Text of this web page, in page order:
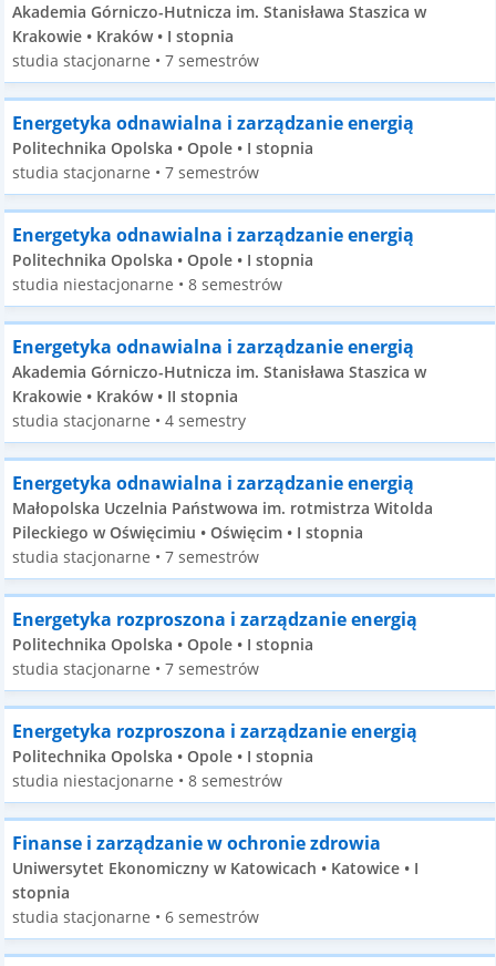
Akademia Górniczo-Hutnicza im. Stanisława Staszica w
Krakowie • Kraków • I stopnia
studia stacjonarne • 7 semestrów
Energetyka odnawialna i zarządzanie energią
Politechnika Opolska • Opole • I stopnia
studia stacjonarne • 7 semestrów
Energetyka odnawialna i zarządzanie energią
Politechnika Opolska • Opole • I stopnia
studia niestacjonarne • 8 semestrów
Energetyka odnawialna i zarządzanie energią
Akademia Górniczo-Hutnicza im. Stanisława Staszica w
Krakowie • Kraków • II stopnia
studia stacjonarne • 4 semestry
Energetyka odnawialna i zarządzanie energią
Małopolska Uczelnia Państwowa im. rotmistrza Witolda
Pileckiego w Oświęcimiu • Oświęcim • I stopnia
studia stacjonarne • 7 semestrów
Energetyka rozproszona i zarządzanie energią
Politechnika Opolska • Opole • I stopnia
studia stacjonarne • 7 semestrów
Energetyka rozproszona i zarządzanie energią
Politechnika Opolska • Opole • I stopnia
studia niestacjonarne • 8 semestrów
Finanse i zarządzanie w ochronie zdrowia
Uniwersytet Ekonomiczny w Katowicach • Katowice • I
stopnia
studia stacjonarne • 6 semestrów